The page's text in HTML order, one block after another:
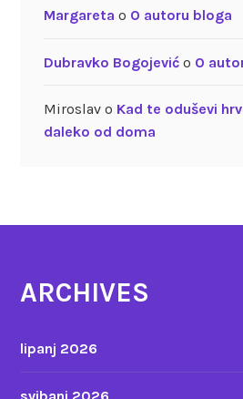
Margareta o O autoru bloga
Dubravko Bogojevićo O
Miroslavo Kad te oduševi
daleko od doma
ARCHIVES
lipanj 2026
svibanj 2026